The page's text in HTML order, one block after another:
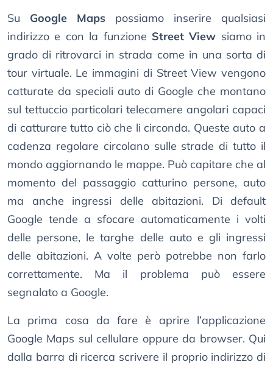
Su Google Maps possiamo inserire qualsiasi
indirizzo e con la funzione Street View siamo in
grado di ritrovarci in strada come in una sorta di
tour virtuale. Le immagini di Street View vengono
catturate da speciali auto di Google che montano
sul tettuccio particolari telecamere angolari capaci
di catturare tutto ciò che li circonda. Queste auto a
cadenza regolare circolano sulle strade di tutto il
mondo aggiornando le mappe. Può capitare che al
momento del passaggio catturino persone, auto
ma anche ingressi delle abitazioni. Di default
Google tende a sfocare automaticamente i volti
delle persone, le targhe delle auto e gli ingressi
delle abitazioni. A volte però potrebbe non farlo
correttamente. Ma il problema può essere
segnalato a Google.
La prima cosa da fare è aprire l’applicazione
Google Maps sul cellulare oppure da browser. Qui
dalla barra di ricerca scrivere il proprio indirizzo di